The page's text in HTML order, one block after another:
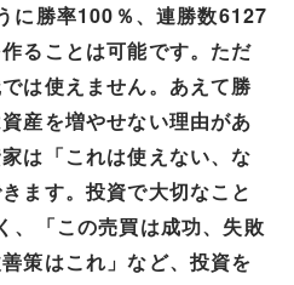
に勝率100％、連勝数6127
ることは可能です。ただ
は使えません。あえて勝
産を増やせない理由があ
は「これは使えない、な
ます。投資で大切なこと
、「この売買は成功、失敗
策はこれ」など、投資を